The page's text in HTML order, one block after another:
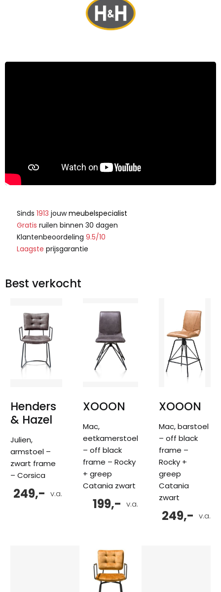
Sinds 1913 jouwmeubelspecialist
Gratis ruilen binnen 30 dagen
Klantenbeoordeling 9.5/10
Laagste prijsgarantie
Best verkocht
Henders
& Hazel
Julien,
armstoel –
zwart frame
– Corsica
v.a.
249,-
XOOON
Mac,
eetkamerstoel
– off black
frame – Rocky
+ greep
Catania zwart
v.a.
199,-
XOOON
Mac, barstoel
– off black
frame –
Rocky +
greep
Catania
zwart
v.a.
249,-